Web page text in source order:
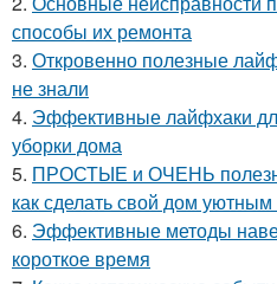
способы их ремонта
3. Откровенно полезные
не знали
4. Эффективные лайфхаки
уборки дома
5. ПРОСТЫЕ и ОЧЕНЬ
как сделать свой дом уютным
6. Эффективные методы
короткое время